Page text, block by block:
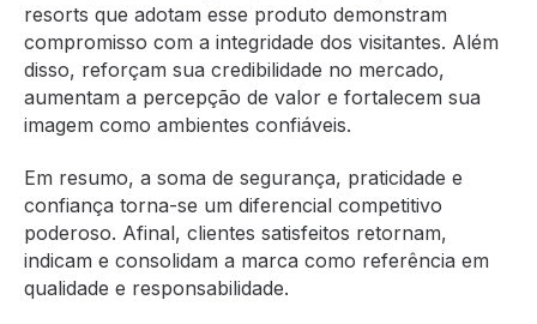
resorts que adotam esse produto demonstram
compromisso com a integridade dos visitantes. Além
disso, reforçam sua credibilidade no mercado,
aumentam a percepção de valor e fortalecem sua
imagem como ambientes confiáveis.
Em resumo, a soma de segurança, praticidade e
confiança torna-se um diferencial competitivo
poderoso. Afinal, clientes satisfeitos retornam,
indicam e consolidam a marca como referência em
qualidade e responsabilidade.